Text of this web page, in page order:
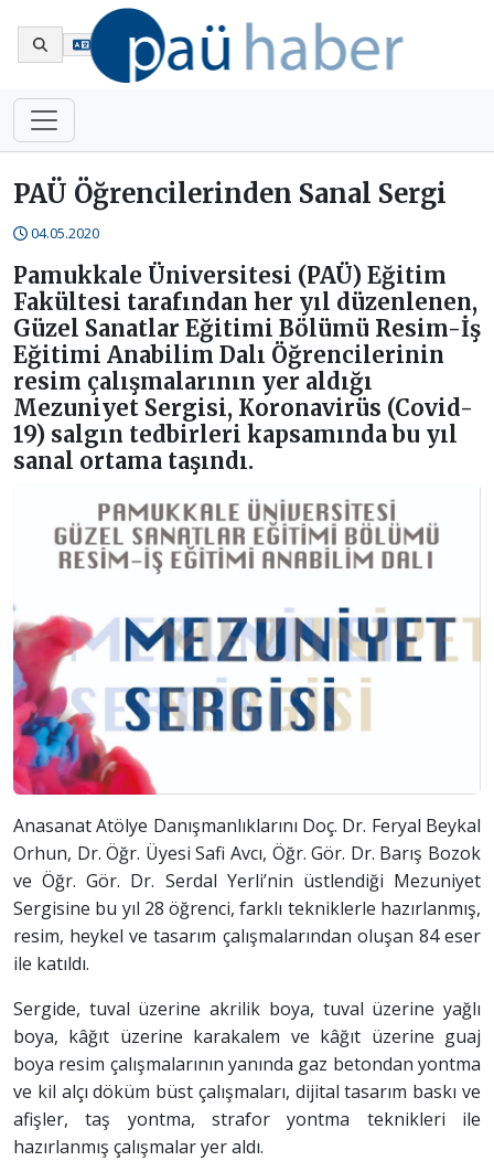
PAÜ Öğrencilerinden Sanal Sergi
04.05.2020
Pamukkale Üniversitesi (PAÜ) Eğitim
Fakültesi tarafından her yıl düzenlenen,
Güzel Sanatlar Eğitimi Bölümü Resim-İş
Eğitimi Anabilim Dalı Öğrencilerinin
resim çalışmalarının yer aldığı
Mezuniyet Sergisi, Koronavirüs (Covid-
19) salgın tedbirleri kapsamında bu yıl
sanal ortama taşındı.
Anasanat Atölye Danışmanlıklarını Doç. Dr. Feryal Beykal
Orhun, Dr. Öğr. Üyesi Safi Avcı, Öğr. Gör. Dr. Barış Bozok
ve Öğr. Gör. Dr. Serdal Yerli’nin üstlendiği Mezuniyet
Sergisine bu yıl 28 öğrenci, farklı tekniklerle hazırlanmış,
resim, heykel ve tasarım çalışmalarından oluşan 84 eser
ile katıldı.
Sergide, tuval üzerine akrilik boya, tuval üzerine yağlı
boya, kâğıt üzerine karakalem ve kâğıt üzerine guaj
boya resim çalışmalarının yanında gaz betondan yontma
ve kil alçı döküm büst çalışmaları, dijital tasarım baskı ve
afişler, taş yontma, strafor yontma teknikleri ile
hazırlanmış çalışmalar yer aldı.